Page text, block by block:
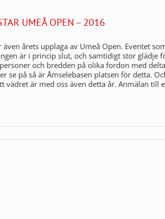
UMEÅ OPEN – 2016
även årets upplaga av Umeå Open. Eventet
är i princip slut, och samtidigt stor glädje
och bredden på olika fordon med
se på så är Åmselebasen platsen för detta.
vädret är med oss även detta år. Anmälan till